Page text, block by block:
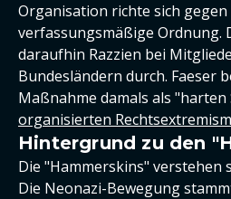
Organisation richte sich gegen
verfassungsmäßige Ordnung.
daraufhin Razzien bei
Bundesländern durch. Faeser
Maßnahme damals als "harten
organisierten
Hintergrund zu den
Die "Hammerskins" verstehen
Die Neonazi-Bewegung